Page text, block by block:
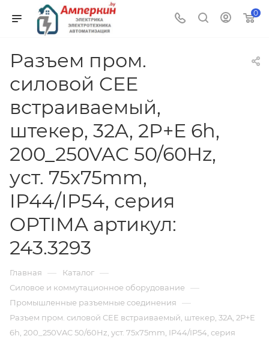
0
Разъем пром.
силовой CEE
встраиваемый,
штекер, 32A, 2P+E 6h,
200_250VAC 50/60Hz,
уст. 75x75mm,
IP44/IP54, серия
OPTIMA артикул:
243.3293
Главная — Каталог —
Силовое и коммутационное оборудование —
Промышленные разъемные соединения —
Разъем пром. силовой CEE встраиваемый, штекер, 32A, 2P+E
6h, 200_250VAC 50/60Hz, уст. 75x75mm, IP44/IP54, серия